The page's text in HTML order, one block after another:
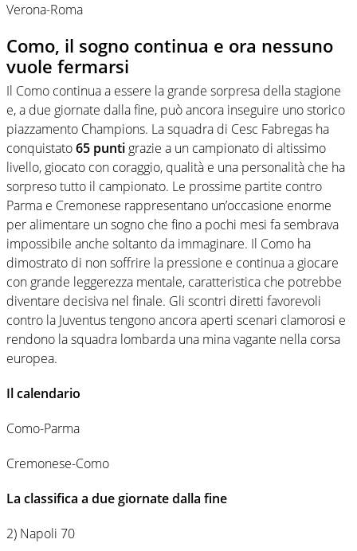
Verona-Roma
Como, il sogno continua e ora nessuno
vuole fermarsi
Il Como continua a essere la grande sorpresa della stagione
e, a due giornate dalla fine, può ancora inseguire uno storico
piazzamento Champions. La squadra di Cesc Fabregas ha
conquistato65 punti grazie a un campionato di altissimo
livello, giocato con coraggio, qualità e una personalità che ha
sorpreso tutto il campionato. Le prossime partite contro
Parma e Cremonese rappresentano un’occasione enorme
per alimentare un sogno che fino a pochi mesi fa sembrava
impossibile anche soltanto da immaginare. Il Como ha
dimostrato di non soffrire la pressione e continua a giocare
con grande leggerezza mentale, caratteristica che potrebbe
diventare decisiva nel finale. Gli scontri diretti favorevoli
contro la Juventus tengono ancora aperti scenari clamorosi e
rendono la squadra lombarda una mina vagante nella corsa
europea.
Il calendario
Como-Parma
Cremonese-Como
La classifica a due giornate dalla fine
2) Napoli 70